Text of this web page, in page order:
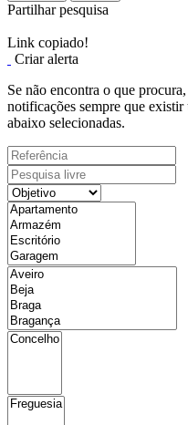
Partilhar pesquisa
Link copiado!
Criar alerta
Se não encontra o que
notificações sempre que
abaixo selecionadas.